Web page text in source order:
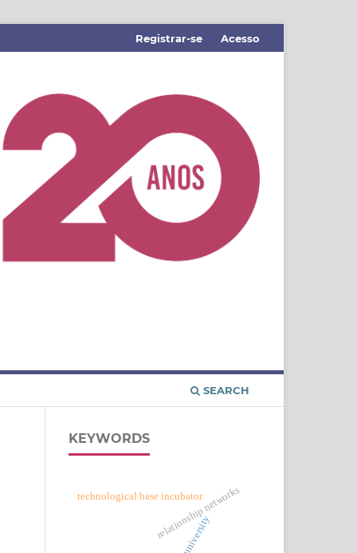
SEARCH
Registrar-se Acesso
KEYWORDS
relationship networks
university
technological base incubator.